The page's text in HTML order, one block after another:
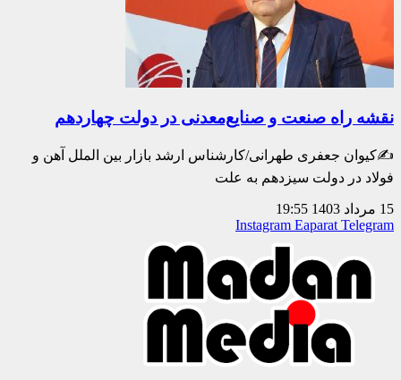
نقشه راه صنعت و صنایع‌معدنی در دولت چهاردهم
✍️کیوان جعفری طهرانی/کارشناس ارشد بازار بین الملل آهن و
فولاد در دولت سیزدهم به علت
15 مرداد 1403
19:55
Instagram Eaparat Telegram